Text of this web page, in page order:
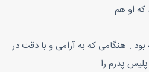
او هم
. هنگامی که به آرامی و با دقت در
پدرم را